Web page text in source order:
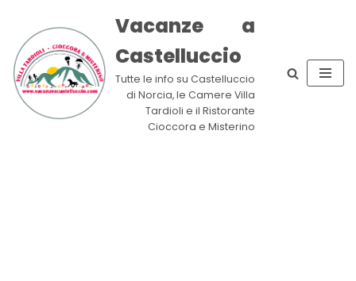
Zum
Inhalt
springen
Vacanze a
Castelluccio
Tutte le info su Castelluccio
di Norcia, le Camere Villa
Tardioli e il Ristorante
Cioccora e Misterino